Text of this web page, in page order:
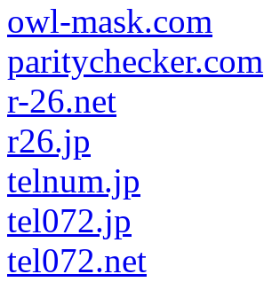
owl-mask.com
paritychecker.com
r-26.net
r26.jp
telnum.jp
tel072.jp
tel072.net